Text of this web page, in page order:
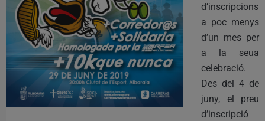
d’inscripcions
a poc menys
d’un mes per
a la seua
celebració.
Des del 4 de
juny, el preu
d’inscripció